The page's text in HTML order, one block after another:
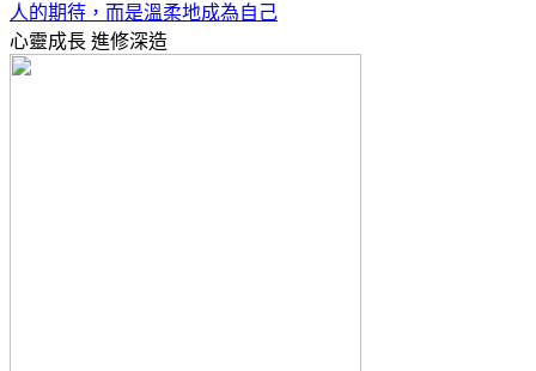
人的期待，而是溫柔地成為自己
心靈成長 進修深造